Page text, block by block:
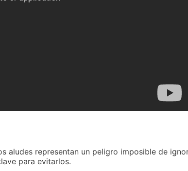
aludes representan un peligro imposible de
para evitarlos.